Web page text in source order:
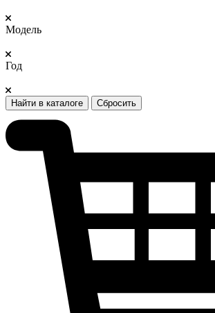
Модель
Год
Найти в каталоге Сбросить